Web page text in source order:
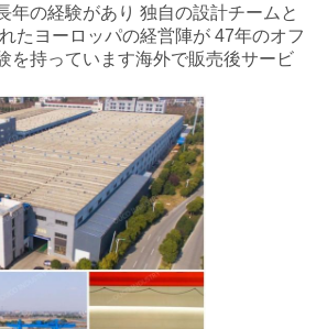
年の経験があり 独自の設計チームと
たヨーロッパの経営陣が 47年のオフ
を持っています海外で販売後サービ